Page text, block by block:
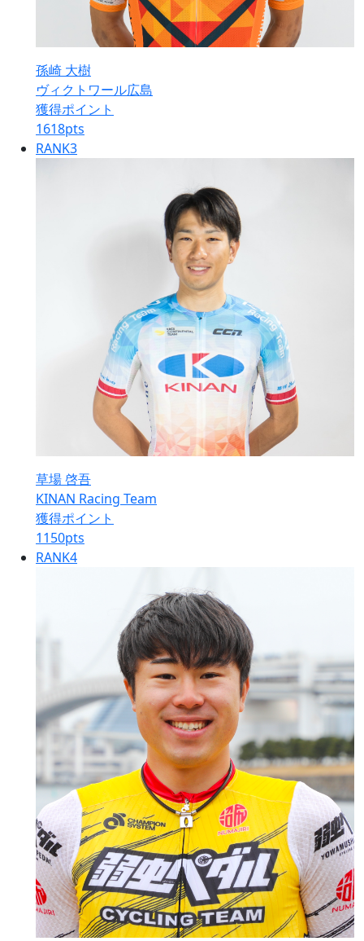
孫崎 大樹
ヴィクトワール広島
獲得ポイント
1618pts
RANK3
草場 啓吾
KINAN Racing Team
獲得ポイント
1150pts
RANK4